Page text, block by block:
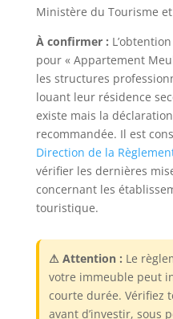
Ministère du Tourisme
À confirmer :
pour « Appartement
les structures
louant leur résidence
existe mais la
recommandée. Il est
Direction de la
vérifier les dernières
concernant les
touristique.
⚠ Attention : Le
votre immeuble peut
courte durée. Vérifiez
avant d’investir, sous